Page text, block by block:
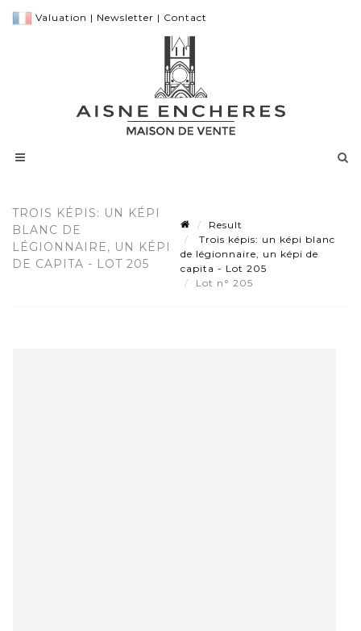
Valuation | Newsletter | Contact
TROIS KÉPIS: UN KÉPI
BLANC DE
LÉGIONNAIRE, UN KÉPI
DE CAPITA - LOT 205
Result
Trois képis: un képi blanc
de légionnaire, un képi de
capita - Lot 205
Lot n° 205